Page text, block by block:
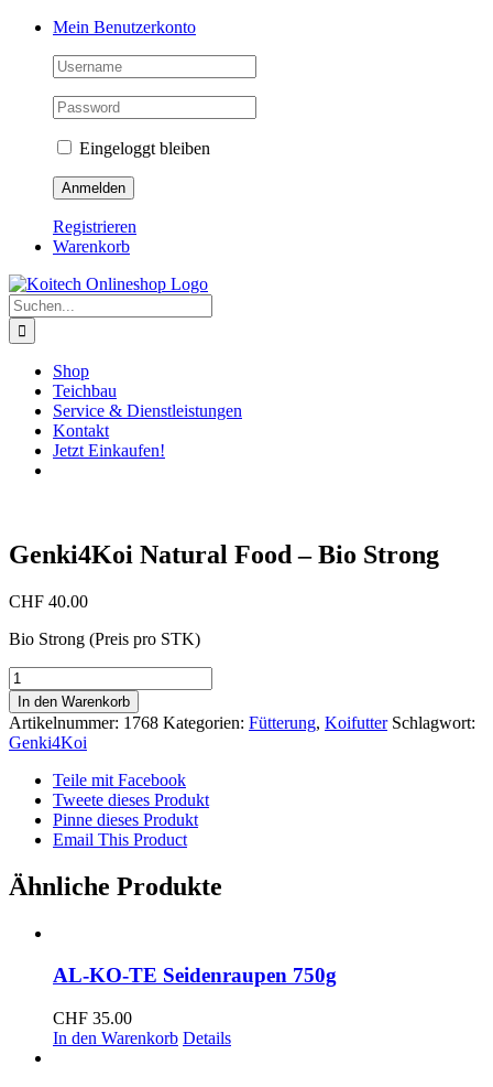
Skip
Mein Benutzerkonto
Eingeloggt bleiben
Registrieren
Warenkorb
Suche
nach:
Shop
Teichbau
Service & Dienstleistungen
Kontakt
Jetzt Einkaufen!
Genki4Koi Natural Food – Bio Strong
CHF 40.00
Bio Strong (Preis pro STK)
Genki4Koi
Natural
Food
-
Bio
Strong
Menge
In den Warenkorb
Artikelnummer: 1768 Kategorien: Fütterung, Koifutter Schlagwort:
Genki4Koi
Teile mit Facebook
Tweete dieses Produkt
Pinne dieses Produkt
Email This Product
Ähnliche Produkte
AL-KO-TE Seidenraupen 750g
CHF 35.00
In den Warenkorb Details